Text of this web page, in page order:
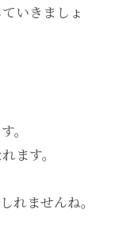
いきましょ
。
ます。
れませんね。